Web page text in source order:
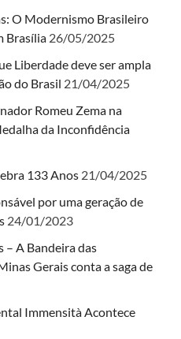
O Modernismo Brasileiro
Brasília 26/05/2025
Liberdade deve ser ampla
do Brasil 21/04/2025
Romeu Zema na
da Inconfidência
133 Anos 21/04/2025
por uma geração de
24/01/2023
– A Bandeira das
Gerais conta a saga de
Immensità Acontece